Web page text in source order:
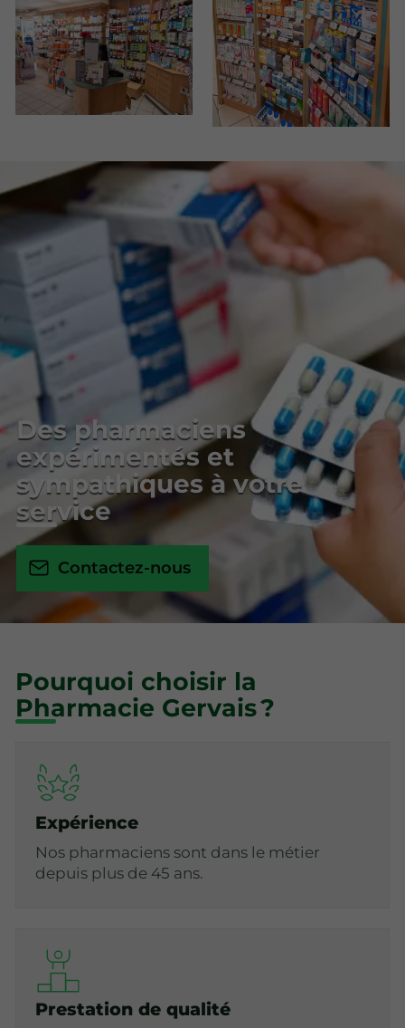
Des pharmaciens
expérimentés et
sympathiques à votre
service
Contactez-nous
Pourquoi choisir la
Pharmacie Gervais ?
Expérience
Nos pharmaciens sont dans le métier
depuis plus de 45 ans.
Prestation de qualité